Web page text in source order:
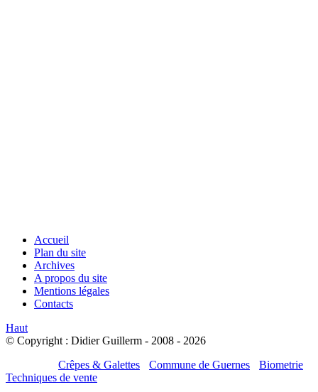
Accueil
Plan du site
Archives
A propos du site
Mentions légales
Contacts
Haut
© Copyright : Didier Guillerm - 2008 - 2026
Crêpes & Galettes Commune de Guernes Biometrie
Techniques de vente